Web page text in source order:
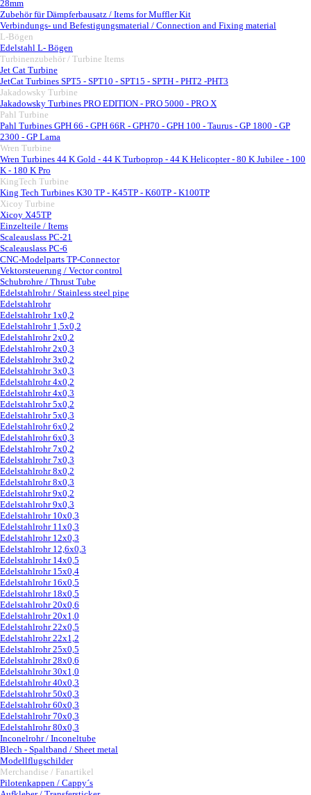
28mm
Zubehör für Dämpferbausatz / Items for Muffler Kit
Verbindungs- und Befestigungsmaterial / Connection and Fixing material
L-Bögen
Edelstahl L- Bögen
Turbinenzubehör / Turbine Items
Jet Cat Turbine
JetCat Turbines SPT5 - SPT10 - SPT15 - SPTH - PHT2 -PHT3
Jakadowsky Turbine
Jakadowsky Turbines PRO EDITION - PRO 5000 - PRO X
Pahl Turbine
Pahl Turbines GPH 66 - GPH 66R - GPH70 - GPH 100 - Taurus - GP 1800 - GP
2300 - GP Lama
Wren Turbine
Wren Turbines 44 K Gold - 44 K Turboprop - 44 K Helicopter - 80 K Jubilee - 100
K - 180 K Pro
KingTech Turbine
King Tech Turbines K30 TP - K45TP - K60TP - K100TP
Xicoy Turbine
Xicoy X45TP
Einzelteile / Items
Scaleauslass PC-21
Scaleauslass PC-6
CNC-Modelparts TP-Connector
Vektorsteuerung / Vector control
Schubrohre / Thrust Tube
Edelstahlrohr / Stainless steel pipe
Edelstahlrohr
Edelstahlrohr 1x0,2
Edelstahlrohr 1,5x0,2
Edelstahlrohr 2x0,2
Edelstahlrohr 2x0,3
Edelstahlrohr 3x0,2
Edelstahlrohr 3x0,3
Edelstahlrohr 4x0,2
Edelstahlrohr 4x0,3
Edelstahlrohr 5x0,2
Edelstahlrohr 5x0,3
Edelstahlrohr 6x0,2
Edelstahlrohr 6x0,3
Edelstahlrohr 7x0,2
Edelstahlrohr 7x0,3
Edelstahlrohr 8x0,2
Edelstahlrohr 8x0,3
Edelstahlrohr 9x0,2
Edelstahlrohr 9x0,3
Edelstahlrohr 10x0,3
Edelstahlrohr 11x0,3
Edelstahlrohr 12x0,3
Edelstahlrohr 12,6x0,3
Edelstahlrohr 14x0,5
Edelstahlrohr 15x0,4
Edelstahlrohr 16x0,5
Edelstahlrohr 18x0,5
Edelstahlrohr 20x0,6
Edelstahlrohr 20x1,0
Edelstahlrohr 22x0,5
Edelstahlrohr 22x1,2
Edelstahlrohr 25x0,5
Edelstahlrohr 28x0,6
Edelstahlrohr 30x1,0
Edelstahlrohr 40x0,3
Edelstahlrohr 50x0,3
Edelstahlrohr 60x0,3
Edelstahlrohr 70x0,3
Edelstahlrohr 80x0,3
Inconelrohr / Inconeltube
Blech - Spaltband / Sheet metal
Modellflugschilder
Merchandise / Fanartikel
Pilotenkappen / Cappy´s